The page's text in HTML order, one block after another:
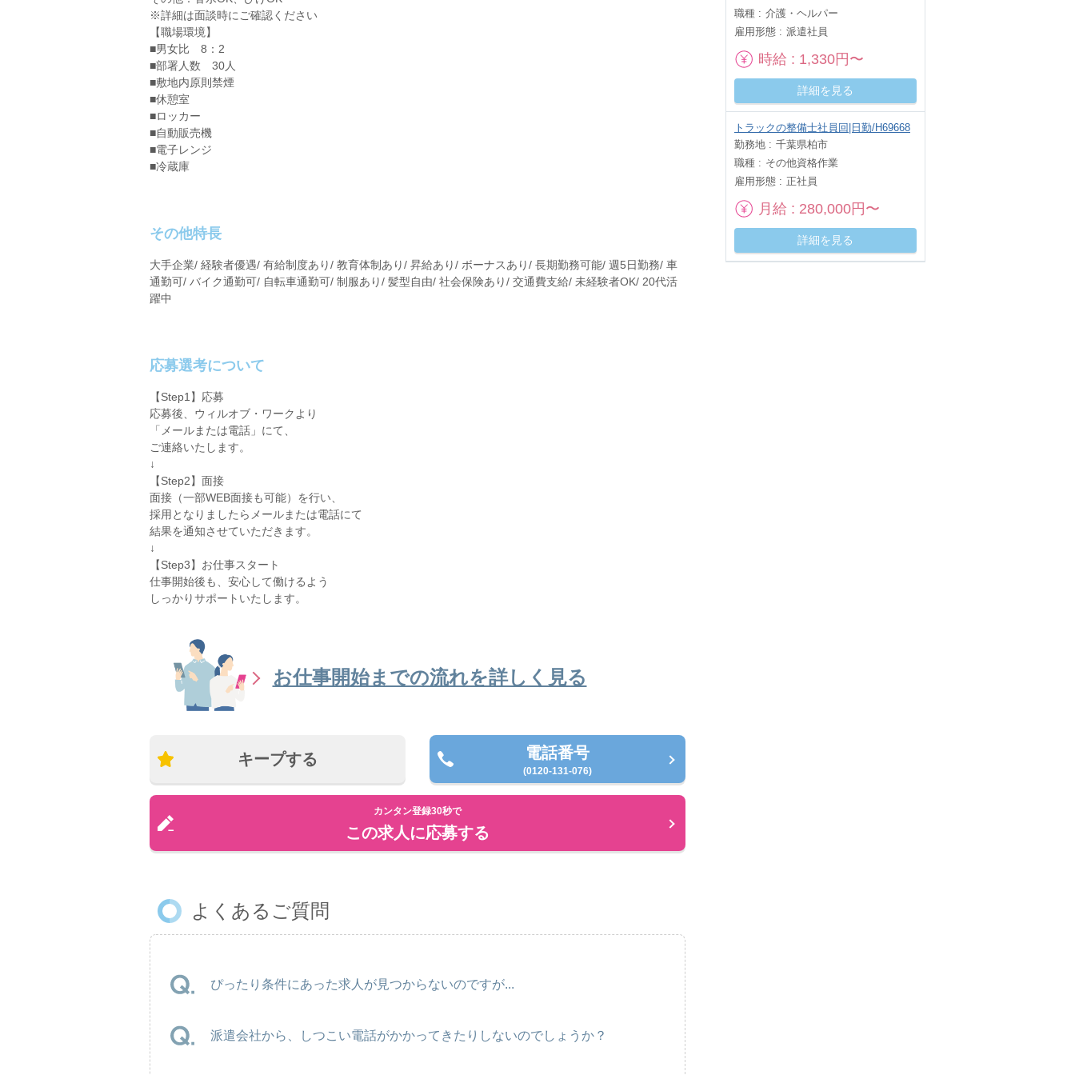
※詳細は面談時にご確認ください
【職場環境】
■男女比 8：2
■部署人数 30人
■敷地内原則禁煙
■休憩室
■ロッカー
■自動販売機
■電子レンジ
■冷蔵庫
その他特長
大手企業/ 経験者優遇/ 有給制度あり/ 教育体制あり/ 昇給あり/ ボーナスあり/ 長期勤務可能/ 週5日勤務/ 車
通勤可/ バイク通勤可/ 自転車通勤可/ 制服あり/ 髪型自由/ 社会保険あり/ 交通費支給/ 未経験者OK/ 20代活
躍中
応募選考について
【Step1】応募
応募後、ウィルオブ・ワークより
「メールまたは電話」にて、
ご連絡いたします。
↓
【Step2】面接
面接（一部WEB面接も可能）を行い、
採用となりましたらメールまたは電話にて
結果を通知させていただきます。
↓
【Step3】お仕事スタート
仕事開始後も、安心して働けるよう
しっかりサポートいたします。
お仕事開始までの流れを詳しく見る
キープする 電話番号
(0120-131-076)
カンタン登録30秒で
この求人に応募する
よくあるご質問
ぴったり条件にあった求人が見つからないのですが...
派遣会社から、しつこい電話がかかってきたりしないのでしょうか？
職種
介護・ヘルパー
雇用形態
派遣社員
時給 1,330円〜
詳細を見る
トラックの整備士社員回|日勤/H69668
勤務地
千葉県柏市
職種
その他資格作業
雇用形態
正社員
月給 280,000円〜
詳細を見る